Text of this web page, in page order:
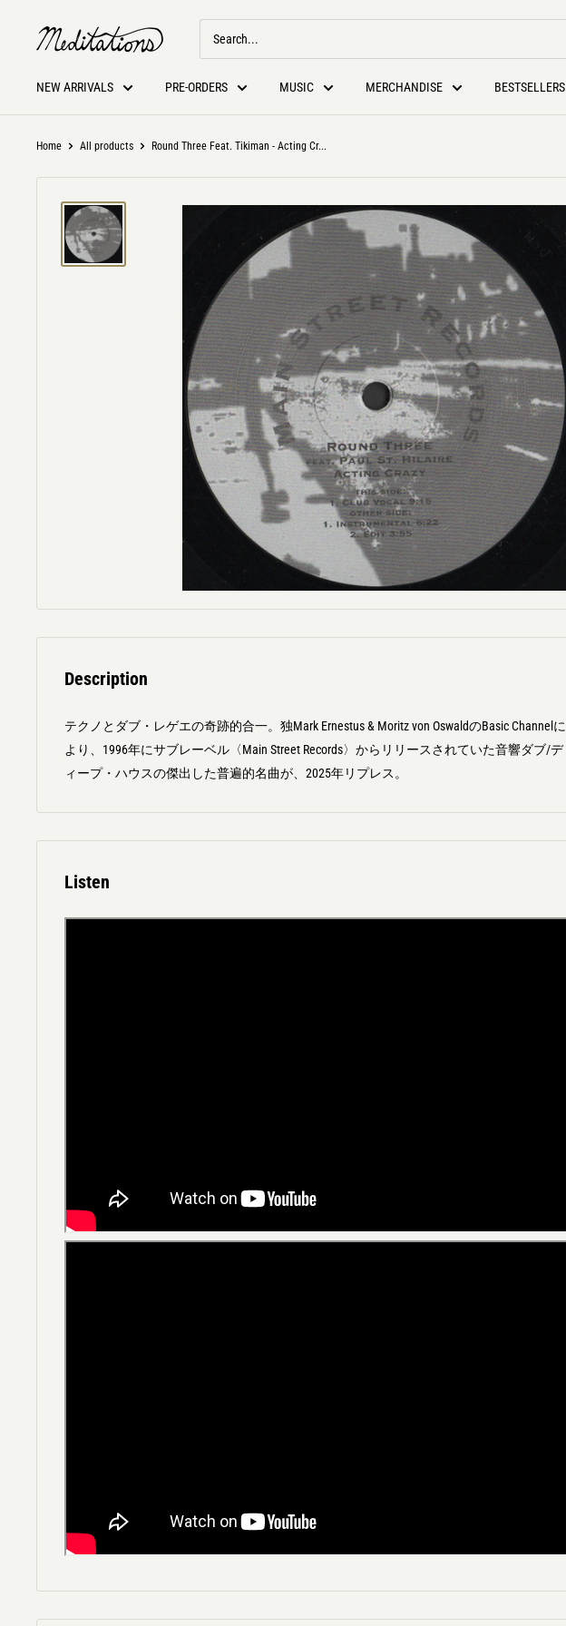
NEW ARRIVALS PRE-ORDERS MUSIC MERCHANDISE BESTSELLERS
Home All products Round Three Feat. Tikiman - Acting Cr...
Description
テクノとダブ・レゲエの奇跡的合一。独Mark Ernestus & Moritz von OswaldのBasic Channelに
より、1996年にサブレーベル〈Main Street Records〉からリリースされていた音響ダブ/デ
ィープ・ハウスの傑出した普遍的名曲が、2025年リプレス。
Listen